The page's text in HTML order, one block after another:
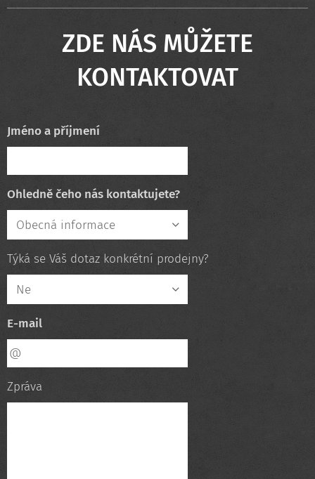
ZDE NÁS MŮŽETE
KONTAKTOVAT
Jméno a příjmení
Ohledně čeho nás kontaktujete?
Týká se Váš dotaz konkrétní prodejny?
E-mail
Zpráva